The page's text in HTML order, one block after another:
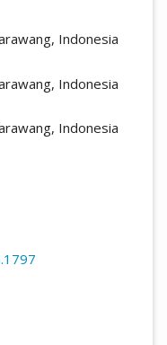
Indonesia
Indonesia
Indonesia